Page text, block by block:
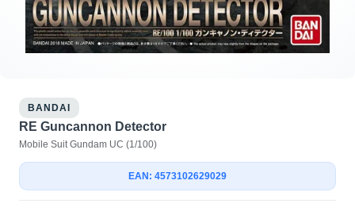
BANDAI
RE Guncannon Detector
Mobile Suit Gundam UC (1/100)
EAN: 4573102629029